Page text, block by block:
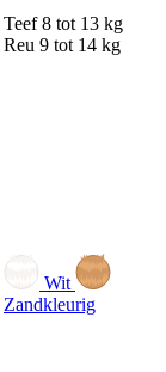
Teef 8 tot 13 kg
Reu 9 tot 14 kg
Wit
Zandkleurig